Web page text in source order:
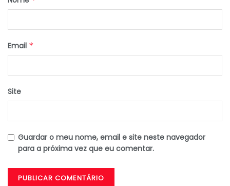
Email *
Site
Guardar o meu nome, email e site neste navegador
para a próxima vez que eu comentar.